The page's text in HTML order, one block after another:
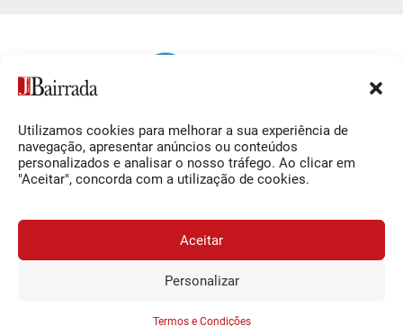
Utilizamos cookies para melhorar a sua experiência de
navegação, apresentar anúncios ou conteúdos
personalizados e analisar o nosso tráfego. Ao clicar em
"Aceitar", concorda com a utilização de cookies.
Aceitar
Personalizar
Termos e Condições
0,34€/semana
Siga-nos
Facebook
O Jornal da Bairrada
Contactos
Termos e Condições
© 2026 Jornal da Bairrada